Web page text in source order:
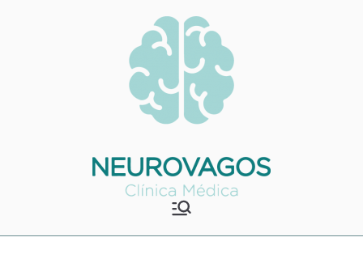
Neurovagos
Clínica Médica